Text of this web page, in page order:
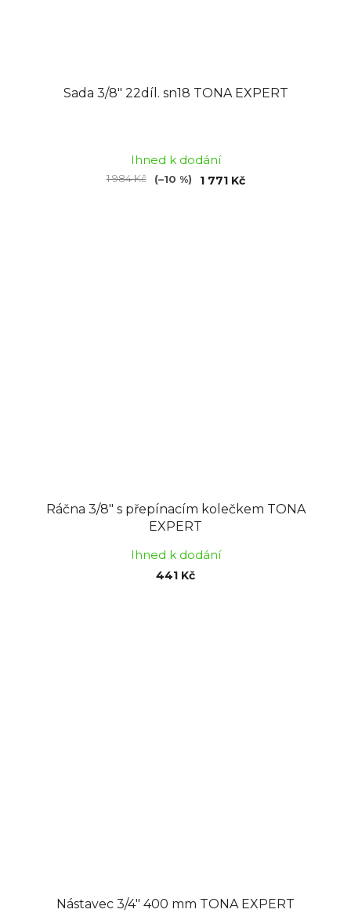
Sada 3/8" 22díl. sn18 TONA EXPERT
hodnocení
produktu
Ihned k dodání
1 771 Kč
1 984 Kč (–10 %)
Ráčna 3/8" s přepínacím kolečkem TONA
EXPERT
Ihned k dodání
441 Kč
Nástavec 3/4" 400 mm TONA EXPERT